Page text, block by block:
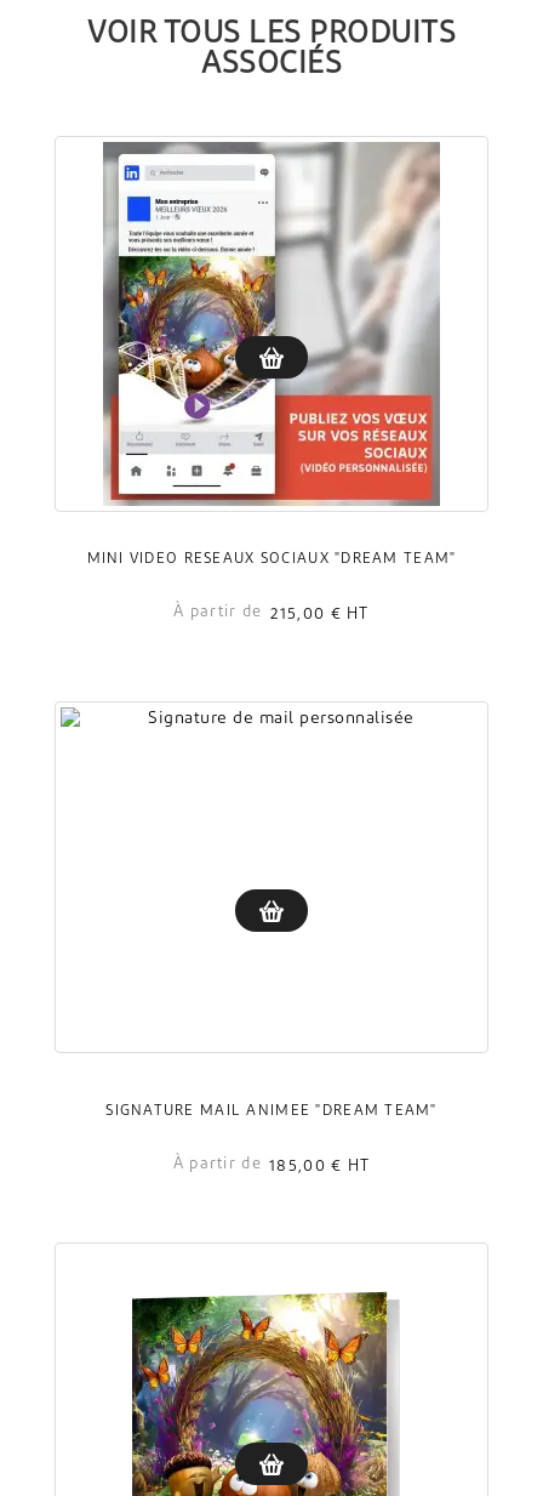
VOIR TOUS LES PRODUITS
ASSOCIÉS
MINI VIDÉO RÉSEAUX SOCIAUX "DREAM TEAM"
À partir de 215,00 € HT
SIGNATURE MAIL ANIMÉE "DREAM TEAM"
À partir de 185,00 € HT